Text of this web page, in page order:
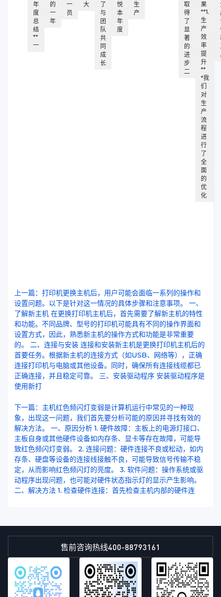
年
度
总
结
**
一
的
一
年
一
员
大
了
与
团
队
共
同
成
长
悦
本
年
度
生
产
取
得
了
显
著
的
进
步
二
果
**1.
生
产
效
率
提
升
**
*我
们
对
生
产
流
程
进
行
了
全
面
的
优
化
上一篇：打印机更换主机后，用户可能会面临一系列的操作和
设置问题。以下是针对这一情况的具体步骤和注意事项。 一、
了解新主机 在更换打印机主机后，首先需要了解新主机的特性
和功能。不同品牌、型号的打印机可能具有不同的操作界面和
设置方式，因此，熟悉新主机的操作方式和功能是非常重要
的。 二、连接与安装 连接和安装新主机是更换打印机主机后的
首要任务。根据新主机的连接方式（如USB、网络等），正确
连接打印机与电脑或其他设备。同时，确保所有连接线缆都已
正确连接，并且稳定可靠。 三、安装驱动程序 安装驱动程序是
使用新打
下一篇：主机红色频闪灯变弱是计算机运行中常见的一种现
象，出现这一问题，我们首先要分析可能的原因并寻找有效的
解决方法。 一、原因分析 1. 硬件故障：主板上的电源灯接口、
主板自身或其他硬件设备如内存条、显卡等存在故障，可能导
致红色频闪灯变弱。 2. 连接问题：硬件连接不良或松动，如内
存条、硬盘等设备的连接线接触不良，可能导致信号传输不稳
定，从而影响红色频闪灯的亮度。 3. 软件问题：操作系统或驱
动程序出现问题，也可能对硬件状态指示灯的显示产生影响。
二、解决方法 1. 检查硬件连接：首先检查主机内部的硬件连
售前咨询热线400-88793161